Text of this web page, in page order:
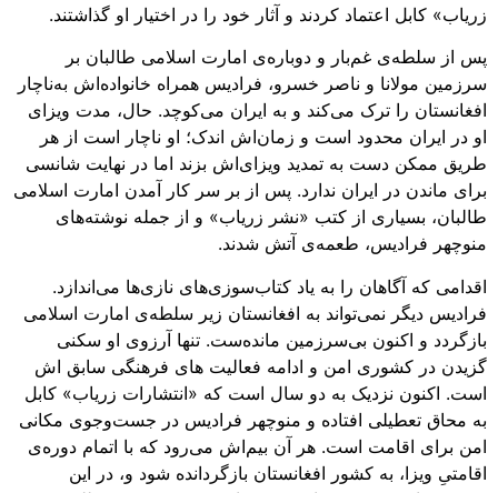
زریاب» کابل اعتماد کردند و آثار خود را در اختیار او گذاشتند.
پس از سلطه‌ی غم‌بار و دوباره‌ی امارت اسلامی طالبان بر
سرزمین مولانا و ناصر خسرو، فرادیس همراه خانواده‌اش به‌ناچار
افغانستان را ترک می‌کند و به ایران می‌کوچد. حال، مدت ویزای
او در ایران محدود است و زمان‌اش اندک؛ او ناچار است از هر
طریق ممکن دست به تمدید ویزای‌اش بزند اما در نهایت شانسی
برای ماندن در ایران ندارد. پس از بر سر کار آمدن امارت اسلامی
طالبان، بسیاری از کتب «نشر زریاب» و از جمله نوشته‌های
منوچهر فرادیس، طعمه‌ی آتش شدند.
اقدامی که آگاهان را به یاد کتاب‌سوزی‌های نازی‌ها می‌اندازد.
فرادیس دیگر نمی‌تواند به افغانستان زیر سلطه‌ی امارت اسلامی
بازگردد و اکنون بی‌سرزمین مانده‌ست. تنها آرزوی او سکنی
گزیدن در کشوری امن و ادامه فعالیت های فرهنگی سابق اش
است. اکنون نزدیک به دو سال است که «انتشارات زریاب» کابل
به محاق تعطیلی افتاده و منوچهر فرادیس در جست‌وجوی مکانی
امن برای اقامت است. هر آن بیم‌اش می‌رود که با اتمام دوره‌ی
اقامتیِ ویزا، به کشور افغانستان بازگردانده شود و، در این